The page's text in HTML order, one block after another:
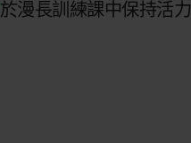
於漫長訓練課中保持活力